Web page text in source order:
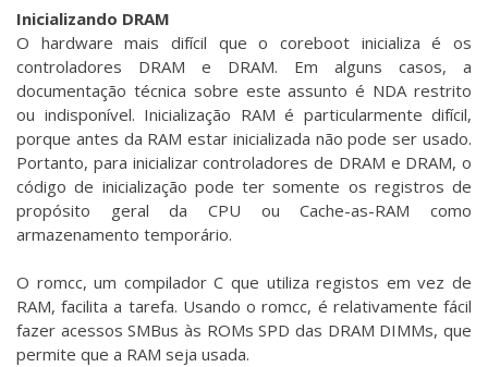
Inicializando DRAM
O hardware mais difícil que o coreboot inicializa é os
controladores DRAM e DRAM. Em alguns casos, a
documentação técnica sobre este assunto é NDA restrito
ou indisponível. Inicialização RAM é particularmente difícil,
porque antes da RAM estar inicializada não pode ser usado.
Portanto, para inicializar controladores de DRAM e DRAM, o
código de inicialização pode ter somente os registros de
propósito geral da CPU ou Cache-as-RAM como
armazenamento temporário.
O romcc, um compilador C que utiliza registos em vez de
RAM, facilita a tarefa. Usando o romcc, é relativamente fácil
fazer acessos SMBus às ROMs SPD das DRAM DIMMs, que
permite que a RAM seja usada.